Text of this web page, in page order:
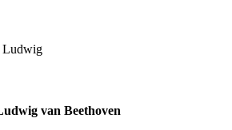
van Beethoven